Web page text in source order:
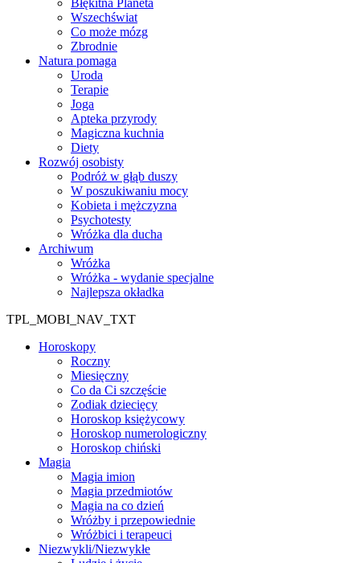
Błękitna Planeta
Wszechświat
Co może mózg
Zbrodnie
Natura pomaga
Uroda
Terapie
Joga
Apteka przyrody
Magiczna kuchnia
Diety
Rozwój osobisty
Podróż w głąb duszy
W poszukiwaniu mocy
Kobieta i mężczyzna
Psychotesty
Wróżka dla ducha
Archiwum
Wróżka
Wróżka - wydanie specjalne
Najlepsza okładka
TPL_MOBI_NAV_TXT
Horoskopy
Roczny
Miesięczny
Co da Ci szczęście
Zodiak dziecięcy
Horoskop księżycowy
Horoskop numerologiczny
Horoskop chiński
Magia
Magia imion
Magia przedmiotów
Magia na co dzień
Wróżby i przepowiednie
Wróżbici i terapeuci
Niezwykli/Niezwykłe